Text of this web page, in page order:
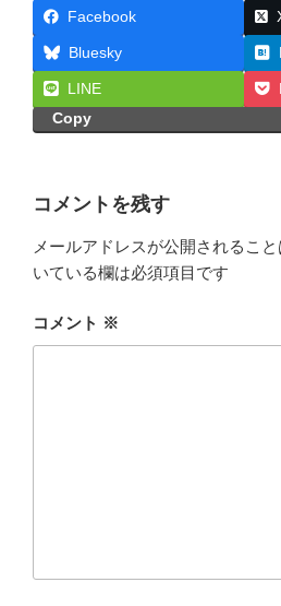
Facebook
Bluesky
LINE
Copy
コメントを残す
メールアドレスが公開されること
いている欄は必須項目です
コメント ※